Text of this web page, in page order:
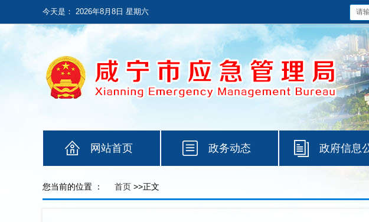
今天是： 2026年8月8日 星期六
网站首页 政务动态 政府信息
您当前的位置 ： 首页 >>正文